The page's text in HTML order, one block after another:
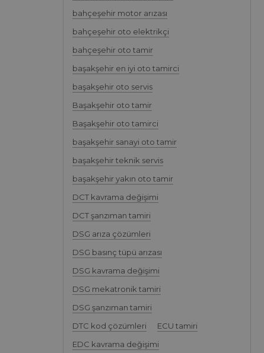
bahçeşehir motor arızası
bahçeşehir oto elektrikçi
bahçeşehir oto tamir
başakşehir en iyi oto tamirci
başakşehir oto servis
Başakşehir oto tamir
Başakşehir oto tamirci
başakşehir sanayi oto tamir
başakşehir teknik servis
başakşehir yakın oto tamir
DCT kavrama değişimi
DCT şanzıman tamiri
DSG arıza çözümleri
DSG basınç tüpü arızası
DSG kavrama değişimi
DSG mekatronik tamiri
DSG şanzıman tamiri
DTC kod çözümleri
ECU tamiri
EDC kavrama değişimi